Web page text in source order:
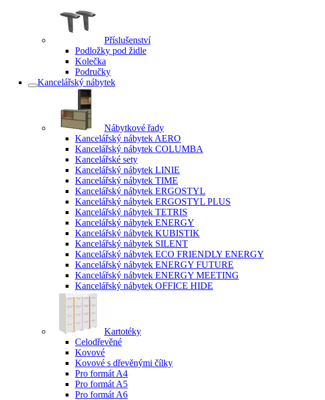
Příslušenství
Podložky pod židle
Kolečka
Područky
Kancelářský nábytek
Nábytkové řady
Kancelářský nábytek AERO
Kancelářský nábytek COLUMBA
Kancelářské sety
Kancelářský nábytek LINIE
Kancelářský nábytek TIME
Kancelářský nábytek ERGOSTYL
Kancelářský nábytek ERGOSTYL PLUS
Kancelářský nábytek TETRIS
Kancelářský nábytek ENERGY
Kancelářský nábytek KUBISTIK
Kancelářský nábytek SILENT
Kancelářský nábytek ECO FRIENDLY ENERGY
Kancelářský nábytek ENERGY FUTURE
Kancelářský nábytek ENERGY MEETING
Kancelářský nábytek OFFICE HIDE
Kartotéky
Celodřevěné
Kovové
Kovové s dřevěnými čílky
Pro formát A4
Pro formát A5
Pro formát A6